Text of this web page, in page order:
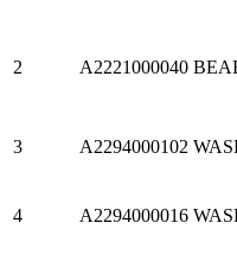
2 A2221000040
3 A2294000102
4 A2294000016